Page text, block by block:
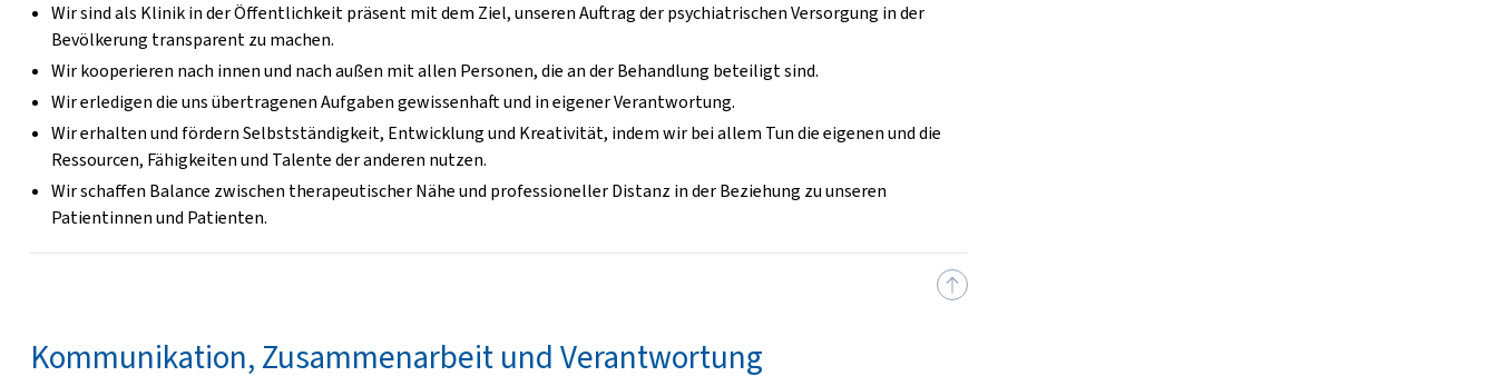
Wir sind als Klinik in der Öffentlichkeit präsent mit dem Ziel, unseren Auftrag der psychiatrischen Versorgung in der
Bevölkerung transparent zu machen.
Wir kooperieren nach innen und nach außen mit allen Personen, die an der Behandlung beteiligt sind.
Wir erledigen die uns übertragenen Aufgaben gewissenhaft und in eigener Verantwortung.
Wir erhalten und fördern Selbstständigkeit, Entwicklung und Kreativität, indem wir bei allem Tun die eigenen und die
Ressourcen, Fähigkeiten und Talente der anderen nutzen.
Wir schaffen Balance zwischen therapeutischer Nähe und professioneller Distanz in der Beziehung zu unseren
Patientinnen und Patienten.
Kommunikation, Zusammenarbeit und Verantwortung